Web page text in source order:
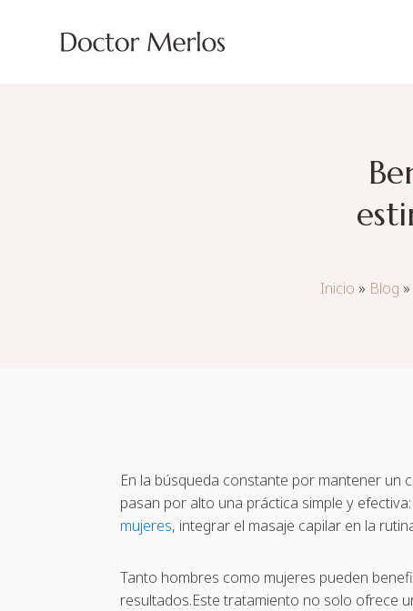
Inicio » Blog »
En la búsqueda constante por mantener
pasan por alto una práctica simple y
mujeres, integrar el masaje capilar en la
Tanto hombres como mujeres pueden
resultados.Este tratamiento no solo ofrece